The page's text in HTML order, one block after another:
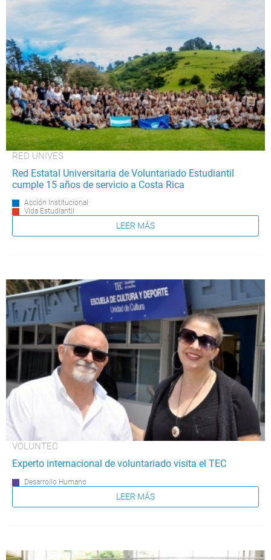
RED UNIVES
Red Estatal Universitaria de Voluntariado Estudiantil
cumple 15 años de servicio a Costa Rica
Acción Institucional
Vida Estudiantil
LEER MÁS
VOLUNTEC
Experto internacional de voluntariado visita el TEC
Desarrollo Humano
LEER MÁS